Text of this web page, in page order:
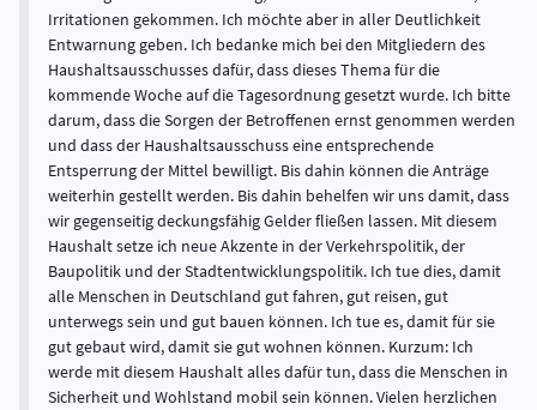
Irritationen gekommen. Ich möchte aber in aller Deutlichkeit
Entwarnung geben. Ich bedanke mich bei den Mitgliedern des
Haushaltsausschusses dafür, dass dieses Thema für die
kommende Woche auf die Tagesordnung gesetzt wurde. Ich bitte
darum, dass die Sorgen der Betroffenen ernst genommen werden
und dass der Haushaltsausschuss eine entsprechende
Entsperrung der Mittel bewilligt. Bis dahin können die Anträge
weiterhin gestellt werden. Bis dahin behelfen wir uns damit, dass
wir gegenseitig deckungsfähig Gelder fließen lassen. Mit diesem
Haushalt setze ich neue Akzente in der Verkehrspolitik, der
Baupolitik und der Stadtentwicklungspolitik. Ich tue dies, damit
alle Menschen in Deutschland gut fahren, gut reisen, gut
unterwegs sein und gut bauen können. Ich tue es, damit für sie
gut gebaut wird, damit sie gut wohnen können. Kurzum: Ich
werde mit diesem Haushalt alles dafür tun, dass die Menschen in
Sicherheit und Wohlstand mobil sein können. Vielen herzlichen